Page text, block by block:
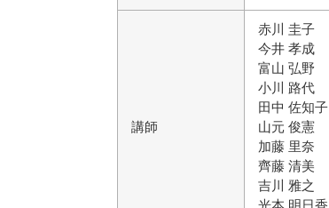
講師
赤川 圭子
今井 孝成
富山 弘野
小川 路代
田中 佐知子
山元 俊憲
加藤 里奈
齊藤 清美
吉川 雅之